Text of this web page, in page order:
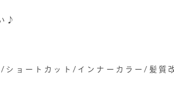
♪
ョートカット/インナーカラー/髪質